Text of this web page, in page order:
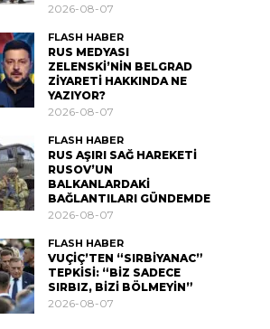
2026-08-07
FLASH HABER
RUS MEDYASI
ZELENSKİ’NİN BELGRAD
ZİYARETİ HAKKINDA NE
YAZIYOR?
2026-08-07
FLASH HABER
RUS AŞIRI SAĞ HAREKETİ
RUSOV’UN
BALKANLARDAKİ
BAĞLANTILARI GÜNDEMDE
2026-08-07
FLASH HABER
VUÇİÇ’TEN “SIRBİYANAC”
TEPKİSİ: “BİZ SADECE
SIRBIZ, BİZİ BÖLMEYİN”
2026-08-07